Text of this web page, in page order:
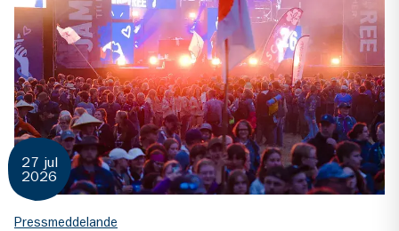
27 jul
2026
Pressmeddelande